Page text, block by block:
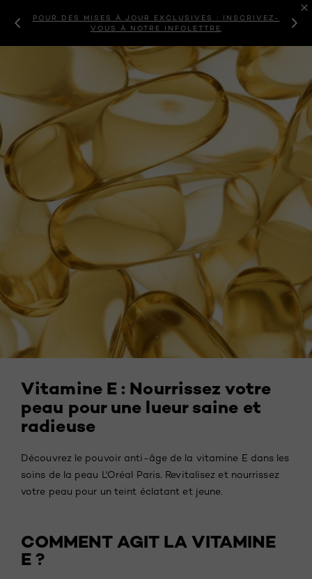
POUR DES MISES À JOUR EXCLUSIVES : INSCRIVEZ-
VOUS À NOTRE INFOLETTRE
Vitamine E : Nourrissez votre
peau pour une lueur saine et
radieuse
Découvrez le pouvoir anti-âge de la vitamine E dans les
soins de la peau L'Oréal Paris. Revitalisez et nourrissez
votre peau pour un teint éclatant et jeune.
COMMENT AGIT LA VITAMINE
E ?